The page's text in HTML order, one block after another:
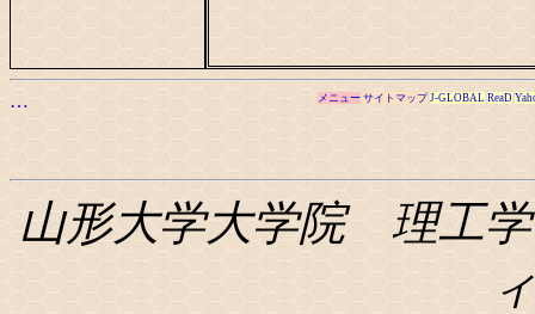
… メニュー サイトマップ J-GLOBAL ReaD
山形大学大学院 理工